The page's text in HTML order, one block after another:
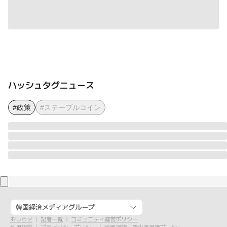
ハッシュタグニュース
#政策 #ステーブルコイン
韓国経済メディアグループ
おしらせ 記者一覧
コミュニティ運営ポリシー